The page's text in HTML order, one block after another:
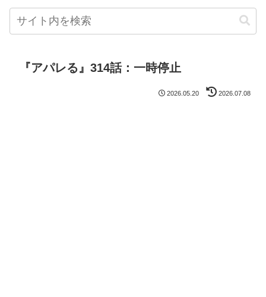
『アパレる』314話：一時停止
2026.05.20 2026.07.08